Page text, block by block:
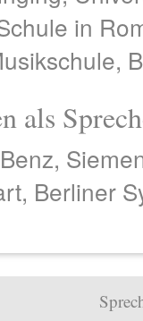
in
als
Berliner